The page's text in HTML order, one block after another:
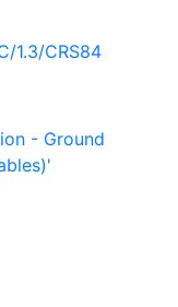
1.3/CRS84
- Ground